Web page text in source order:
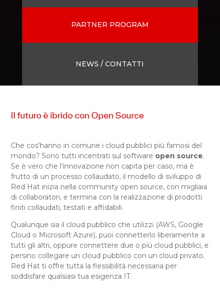
PARTNER PROGRAM
NEWS / CONTATTI
Il futuro è ibrido con Open Source
Che cos’hanno in comune i cloud pubblici più famosi del
mondo? Sono tutti incentrati sul software open source.
Se è vero che l’innovazione non capita per caso, ma è
frutto di un processo collaudato, il modello di sviluppo di
Red Hat inizia nella community open source, con migliaia
di collaboratori, e termina con la realizzazione di prodotti
finiti collaudati, testati e affidabili.
Qualunque sia il cloud pubblico che utilizzi (AWS, Google
Cloud o Microsoft Azure), puoi connetterlo liberamente a
tutti gli altri, oppure connettere due o più cloud pubblici, e
persino collegare un cloud pubblico con un cloud privato.
Red Hat ti offre tutta la flessibilità necessaria per
soddisfare qualsiasi tua esigenza IT.